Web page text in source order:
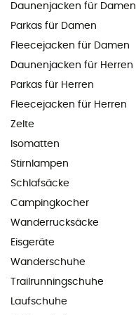
Daunenjacken für Damen
Parkas für Damen
Fleecejacken für Damen
Daunenjacken für Herren
Parkas für Herren
Fleecejacken für Herren
Zelte
Isomatten
Stirnlampen
Schlafsäcke
Campingkocher
Wanderrucksäcke
Eisgeräte
Wanderschuhe
Trailrunningschuhe
Laufschuhe